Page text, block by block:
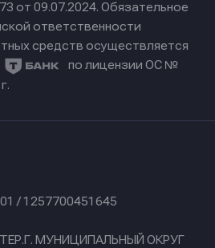
от 09.07.2024. Обязательное
ответственности
средств осуществляется
по лицензии ОС №
/ 1257700451645
МУНИЦИПАЛЬНЫЙ ОКРУГ